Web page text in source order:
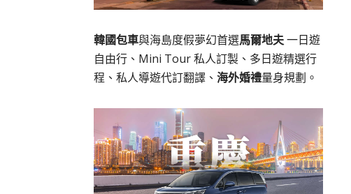
韓國包車與海島度假夢幻首選馬爾地夫一日遊
自由行、Mini Tour 私人訂製、多日遊精選行
程、私人導遊代訂翻譯、 海外婚禮量身規劃。